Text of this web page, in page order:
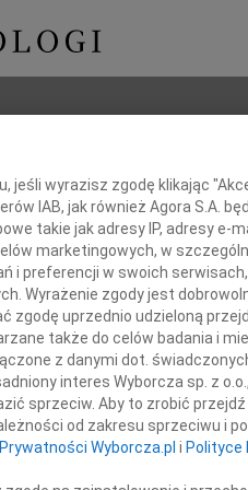
w wieku 90 lat
Dziadek
jeśli wyrazisz zgodę klikając
IAB, jak również Agora S.A.
takie jak adresy IP, adresy e-
marketingowych, w
i preferencji w swoich
Wyrażenie zgody jest
uprzednio udzieloną
także do celów badania i
z danymi dot.
interes Wyborcza sp. z
sprzeciw. Aby to zrobić przejdź
od zakresu sprzeciwu i
Wyborcza.pl i Polityce